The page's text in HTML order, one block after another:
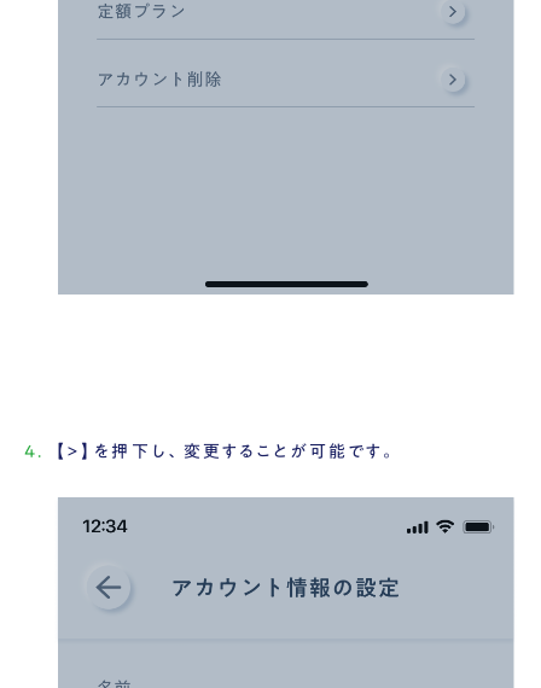
【>】を押下し、変更することが可能です。